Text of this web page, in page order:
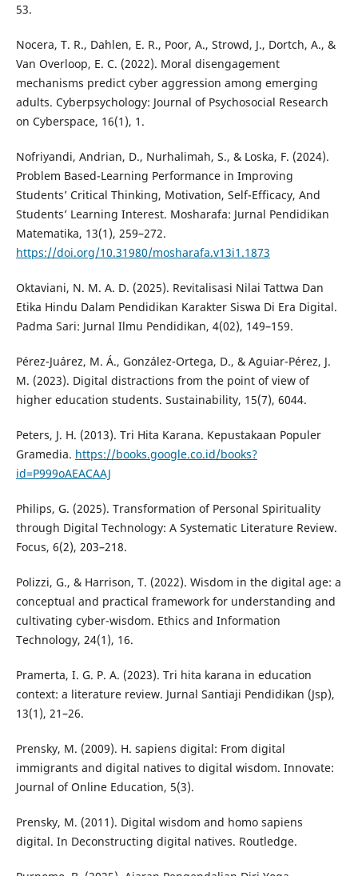
53.
Nocera, T. R., Dahlen, E. R., Poor, A., Strowd, J., Dortch, A., &
Van Overloop, E. C. (2022). Moral disengagement
mechanisms predict cyber aggression among emerging
adults. Cyberpsychology: Journal of Psychosocial Research
on Cyberspace, 16(1), 1.
Nofriyandi, Andrian, D., Nurhalimah, S., & Loska, F. (2024).
Problem Based-Learning Performance in Improving
Students’ Critical Thinking, Motivation, Self-Efficacy, And
Students’ Learning Interest. Mosharafa: Jurnal Pendidikan
Matematika, 13(1), 259–272.
https://doi.org/10.31980/mosharafa.v13i1.1873
Oktaviani, N. M. A. D. (2025). Revitalisasi Nilai Tattwa Dan
Etika Hindu Dalam Pendidikan Karakter Siswa Di Era Digital.
Padma Sari: Jurnal Ilmu Pendidikan, 4(02), 149–159.
Pérez-Juárez, M. Á., González-Ortega, D., & Aguiar-Pérez, J.
M. (2023). Digital distractions from the point of view of
higher education students. Sustainability, 15(7), 6044.
Peters, J. H. (2013). Tri Hita Karana. Kepustakaan Populer
Gramedia. https://books.google.co.id/books?
id=P999oAEACAAJ
Philips, G. (2025). Transformation of Personal Spirituality
through Digital Technology: A Systematic Literature Review.
Focus, 6(2), 203–218.
Polizzi, G., & Harrison, T. (2022). Wisdom in the digital age: a
conceptual and practical framework for understanding and
cultivating cyber-wisdom. Ethics and Information
Technology, 24(1), 16.
Pramerta, I. G. P. A. (2023). Tri hita karana in education
context: a literature review. Jurnal Santiaji Pendidikan (Jsp),
13(1), 21–26.
Prensky, M. (2009). H. sapiens digital: From digital
immigrants and digital natives to digital wisdom. Innovate:
Journal of Online Education, 5(3).
Prensky, M. (2011). Digital wisdom and homo sapiens
digital. In Deconstructing digital natives. Routledge.